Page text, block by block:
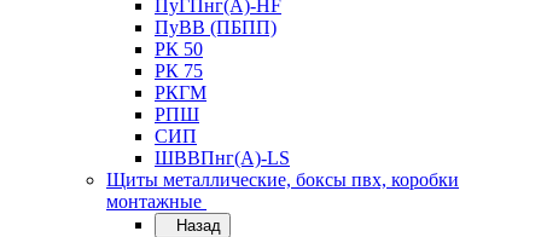
ПуГПнг(А)-HF
ПуВВ (ПБПП)
РК 50
РК 75
РКГМ
РПШ
СИП
ШВВПнг(А)-LS
Щиты металлические, боксы пвх, коробки
монтажные
Назад